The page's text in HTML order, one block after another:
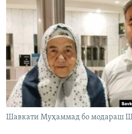
Шавкати Муҳаммад бо модараш